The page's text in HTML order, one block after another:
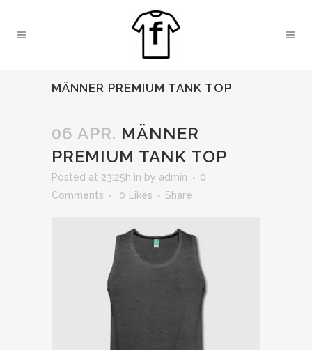
MÄNNER PREMIUM TANK TOP
06 APR. MÄNNER
PREMIUM TANK TOP
Posted at 23:25h in by admin
0
Comments
0 Likes Share